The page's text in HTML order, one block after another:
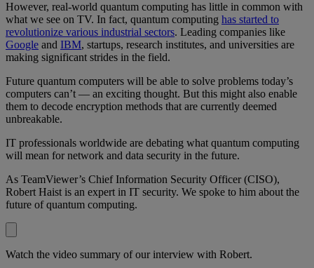
However, real-world quantum computing has little in common with
what we see on TV. In fact, quantum computing has started to
revolutionize various industrial sectors. Leading companies like
Google and IBM, startups, research institutes, and universities are
making significant strides in the field.
Future quantum computers will be able to solve problems today’s
computers can’t — an exciting thought. But this might also enable
them to decode encryption methods that are currently deemed
unbreakable.
IT professionals worldwide are debating what quantum computing
will mean for network and data security in the future.
As TeamViewer’s Chief Information Security Officer (CISO),
Robert Haist is an expert in IT security. We spoke to him about the
future of quantum computing.
Watch the video summary of our interview with Robert.